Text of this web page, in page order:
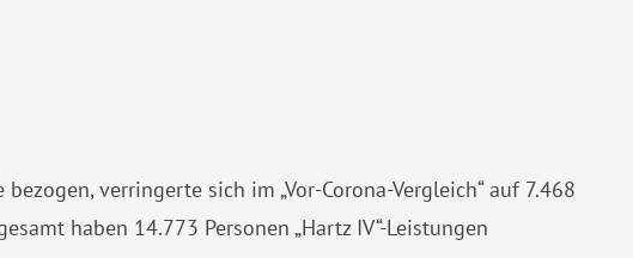
verringerte sich im „Vor-Corona-Vergleich“ auf 7.468
haben 14.773 Personen „Hartz IV“-Leistungen